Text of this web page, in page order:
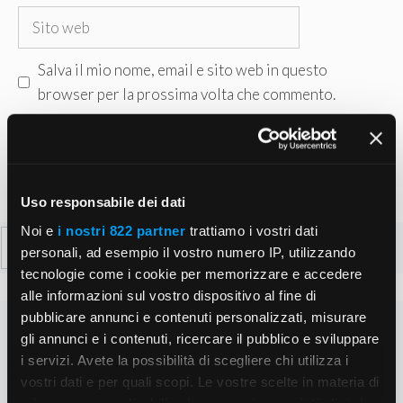
Uso responsabile dei dati
Noi e i nostri 822 partner trattiamo i vostri dati
personali, ad esempio il vostro numero IP, utilizzando
tecnologie come i cookie per memorizzare e accedere
alle informazioni sul vostro dispositivo al fine di
pubblicare annunci e contenuti personalizzati, misurare
gli annunci e i contenuti, ricercare il pubblico e sviluppare
i servizi. Avete la possibilità di scegliere chi utilizza i
vostri dati e per quali scopi. Le vostre scelte in materia di
Sito
Salva il mio nome, email e sito web in questo
browser per la prossima volta che commento.
Ricerca
per: